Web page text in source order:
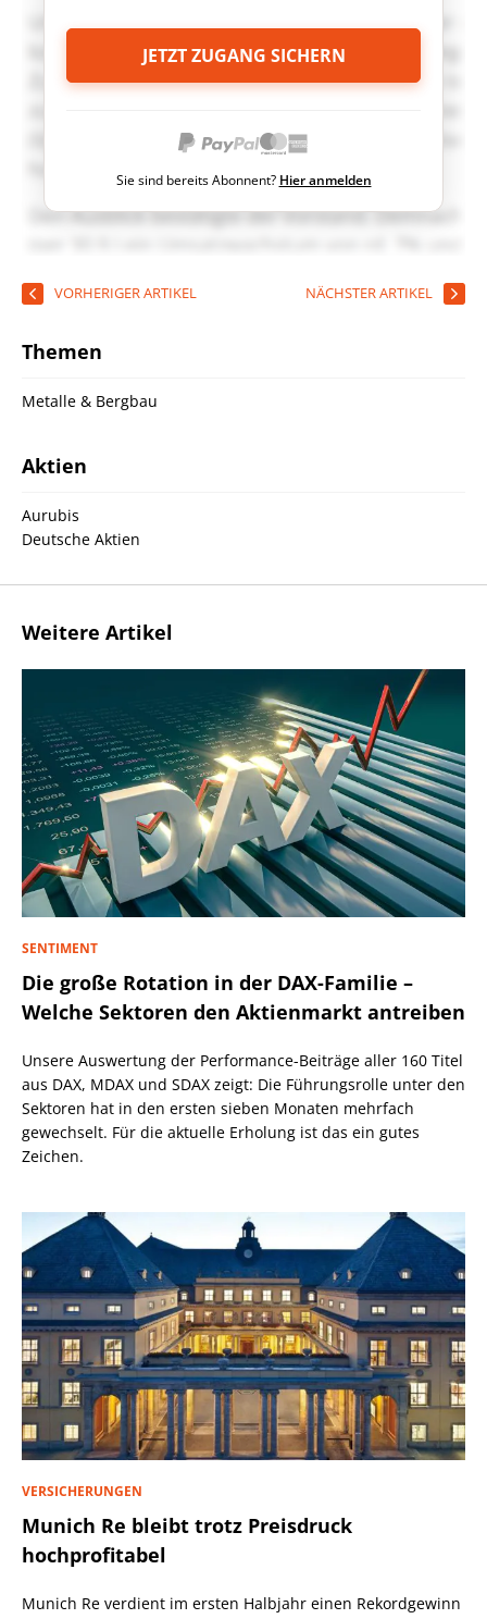
JETZT ZUGANG SICHERN
Sie sind bereits Abonnent? Hier anmelden
VORHERIGER ARTIKEL NÄCHSTER ARTIKEL
Themen
Metalle & Bergbau
Aktien
Aurubis
Deutsche Aktien
Weitere Artikel
SENTIMENT
Die große Rotation in der DAX-Familie –
Welche Sektoren den Aktienmarkt antreiben
Unsere Auswertung der Performance-Beiträge aller 160 Titel
aus DAX, MDAX und SDAX zeigt: Die Führungsrolle unter den
Sektoren hat in den ersten sieben Monaten mehrfach
gewechselt. Für die aktuelle Erholung ist das ein gutes
Zeichen.
VERSICHERUNGEN
Munich Re bleibt trotz Preisdruck
hochprofitabel
Munich Re verdient im ersten Halbjahr einen Rekordgewinn